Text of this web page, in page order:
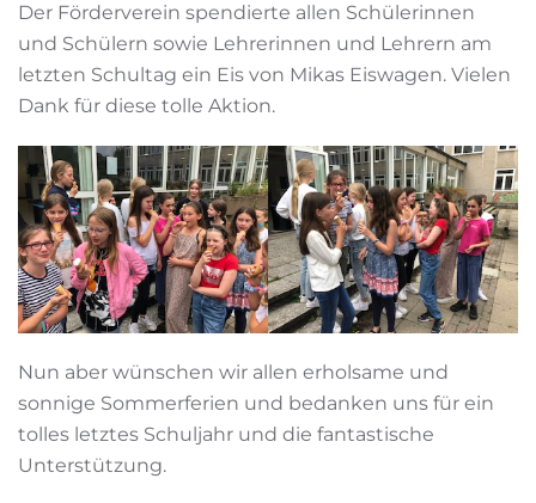
Der Förderverein spendierte allen Schülerinnen
und Schülern sowie Lehrerinnen und Lehrern am
letzten Schultag ein Eis von Mikas Eiswagen. Vielen
Dank für diese tolle Aktion.
Nun aber wünschen wir allen erholsame und
sonnige Sommerferien und bedanken uns für ein
tolles letztes Schuljahr und die fantastische
Unterstützung.